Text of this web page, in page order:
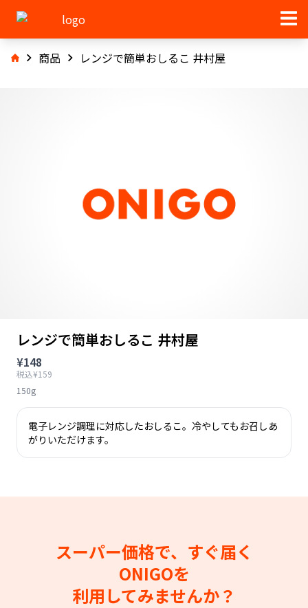
商品 レンジで簡単おしるこ 井村屋
レンジで簡単おしるこ 井村屋
¥148
税込¥159
150g
電子レンジ調理に対応したおしるこ。冷やしてもお召しあ
がりいただけます。
スーパー価格で、すぐ届く
ONIGOを
利用してみませんか？